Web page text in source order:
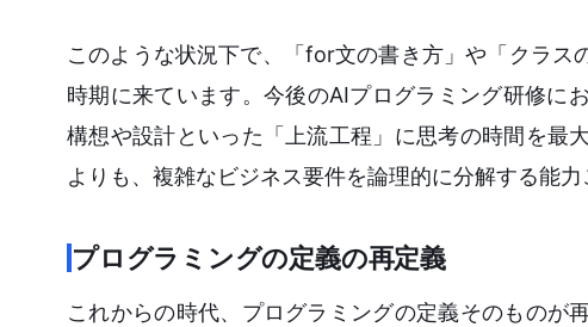
このような状況下で、「for文の書き方」や「クラ
時期に来ています。今後のAIプログラミング研修に
構想や設計といった「上流工程」に思考の時間を最
よりも、複雑なビジネス要件を論理的に分解する能
プログラミングの定義の再定義
これからの時代、プログラミングの定義そのものが